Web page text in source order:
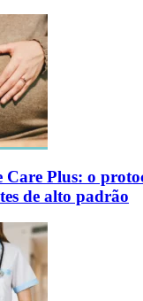
Plus: o
de alto padrão